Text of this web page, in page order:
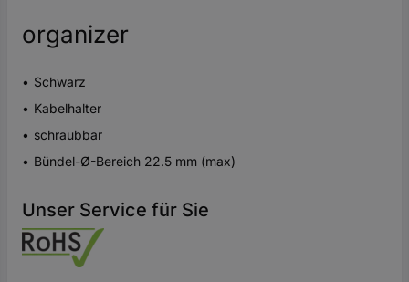
organizer
Schwarz
Kabelhalter
schraubbar
Bündel-Ø-Bereich 22.5 mm (max)
Unser Service für Sie